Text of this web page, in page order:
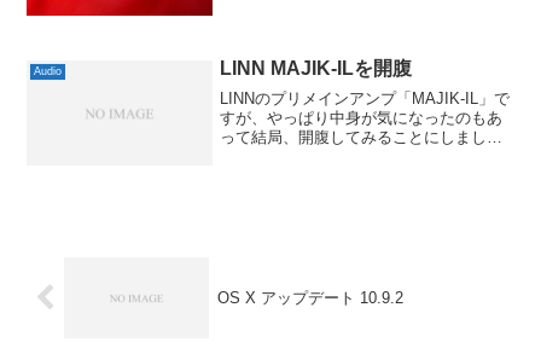
Audio LINN MAJIK-ILを開腹
LINNのプリメインアンプ「MAJIK-IL」で
すが、やっぱり中身が気になったのもあ
って結局、開腹してみることにしまし
OS X アップデート 10.9.2